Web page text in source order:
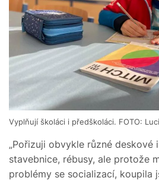
Vyplňují školáci i předškoláci. FOTO:
„Pořizuji obvykle různé deskové
stavebnice, rébusy, ale protože
problémy se socializací, koupila